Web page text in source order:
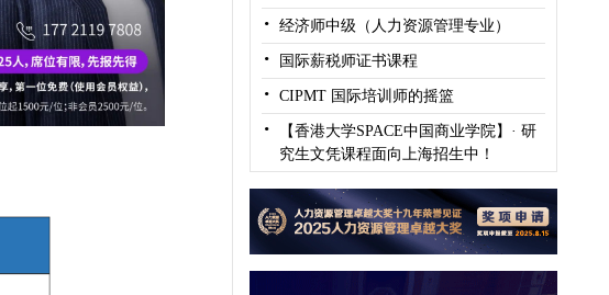
· 经济师中级（人力资源管理专业）
· 国际薪税师证书课程
· CIPMT 国际培训师的摇篮
·
【香港大学SPACE中国商业学院】· 研
究生文凭课程面向上海招生中！